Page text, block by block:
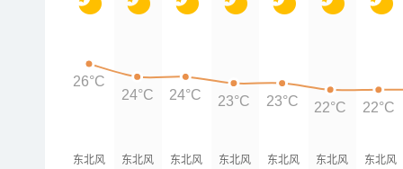
东北风 东北风 东北风 东北风 东北风 东北风 东北风
26°C
24°C 24°C 23°C 23°C 22°C 22°C